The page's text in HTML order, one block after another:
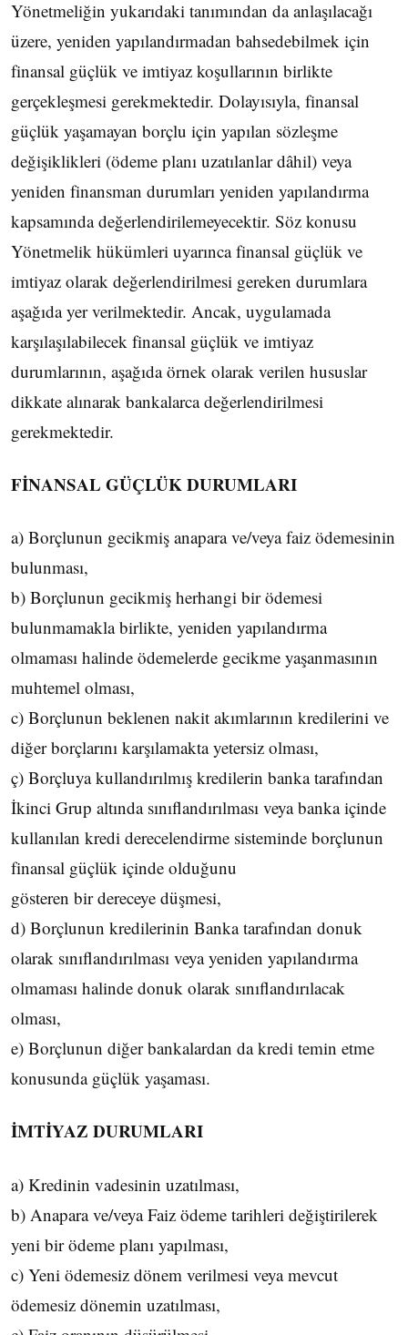
Yönetmeliğin yukarıdaki tanımından da anlaşılacağı
üzere, yeniden yapılandırmadan bahsedebilmek için
finansal güçlük ve imtiyaz koşullarının birlikte
gerçekleşmesi gerekmektedir. Dolayısıyla, finansal
güçlük yaşamayan borçlu için yapılan sözleşme
değişiklikleri (ödeme planı uzatılanlar dâhil) veya
yeniden finansman durumları yeniden yapılandırma
kapsamında değerlendirilemeyecektir. Söz konusu
Yönetmelik hükümleri uyarınca finansal güçlük ve
imtiyaz olarak değerlendirilmesi gereken durumlara
aşağıda yer verilmektedir. Ancak, uygulamada
karşılaşılabilecek finansal güçlük ve imtiyaz
durumlarının, aşağıda örnek olarak verilen hususlar
dikkate alınarak bankalarca değerlendirilmesi
gerekmektedir.
FİNANSAL GÜÇLÜK DURUMLARI
a) Borçlunun gecikmiş anapara ve/veya faiz ödemesinin
bulunması,
b) Borçlunun gecikmiş herhangi bir ödemesi
bulunmamakla birlikte, yeniden yapılandırma
olmaması halinde ödemelerde gecikme yaşanmasının
muhtemel olması,
c) Borçlunun beklenen nakit akımlarının kredilerini ve
diğer borçlarını karşılamakta yetersiz olması,
ç) Borçluya kullandırılmış kredilerin banka tarafından
İkinci Grup altında sınıflandırılması veya banka içinde
kullanılan kredi derecelendirme sisteminde borçlunun
finansal güçlük içinde olduğunu
gösteren bir dereceye düşmesi,
d) Borçlunun kredilerinin Banka tarafından donuk
olarak sınıflandırılması veya yeniden yapılandırma
olmaması halinde donuk olarak sınıflandırılacak
olması,
e) Borçlunun diğer bankalardan da kredi temin etme
konusunda güçlük yaşaması.
İMTİYAZ DURUMLARI
a) Kredinin vadesinin uzatılması,
b) Anapara ve/veya Faiz ödeme tarihleri değiştirilerek
yeni bir ödeme planı yapılması,
c) Yeni ödemesiz dönem verilmesi veya mevcut
ödemesiz dönemin uzatılması,